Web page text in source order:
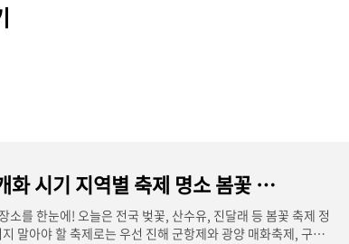
2024 벚꽃 지도 개화 시기 지역별 축제 명소 봄꽃 축제 어디로 갈까?
소를 한눈에! 오늘은 전국 벚꽃, 산수유, 진달래 등 봄꽃 축제 정
말아야 할 축제로는 우선 진해 군항제와 광양 매화축제, 구례